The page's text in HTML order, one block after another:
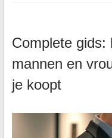
Complete gids:
mannen en
je koopt